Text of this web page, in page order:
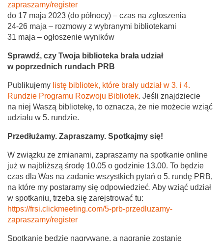
zapraszamy/register
do 17 maja 2023 (do północy) – czas na zgłoszenia
24-26 maja – rozmowy z wybranymi bibliotekami
31 maja – ogłoszenie wyników
Sprawdź, czy Twoja biblioteka brała udział
w poprzednich rundach PRB
Publikujemy listę bibliotek, które brały udział w 3. i 4.
Rundzie Programu Rozwoju Bibliotek. Jeśli znajdziecie
na niej Waszą bibliotekę, to oznacza, że nie możecie wziąć
udziału w 5. rundzie.
Przedłużamy. Zapraszamy. Spotkajmy się!
W związku ze zmianami, zapraszamy na spotkanie online
już w najbliższą środę 10.05 o godzinie 13.00. To będzie
czas dla Was na zadanie wszystkich pytań o 5. rundę PRB,
na które my postaramy się odpowiedzieć. Aby wziąć udział
w spotkaniu, trzeba się zarejstrować tu:
https://frsi.clickmeeting.com/5-prb-przedluzamy-
zapraszamy/register
Spotkanie będzie nagrywane, a nagranie zostanie